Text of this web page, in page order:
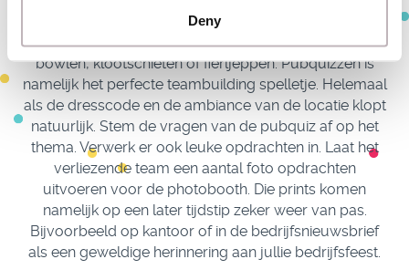
Deny
Dit bedrijfsfeest idee zal ervoor zorgen dat het ijs
breekt. Op dit bedrijfsfeest gaan we namelijk niet
bowlen, klootschieten of fierljeppen. Pubquizzen is
namelijk het perfecte teambuilding spelletje. Helemaal
als de dresscode en de ambiance van de locatie klopt
natuurlijk. Stem de vragen van de pubquiz af op het
thema. Verwerk er ook leuke opdrachten in. Laat het
verliezende team een aantal foto opdrachten
uitvoeren voor de photobooth. Die prints komen
namelijk op een later tijdstip zeker weer van pas.
Bijvoorbeeld op kantoor of in de bedrijfsnieuwsbrief
als een geweldige herinnering aan jullie bedrijfsfeest.